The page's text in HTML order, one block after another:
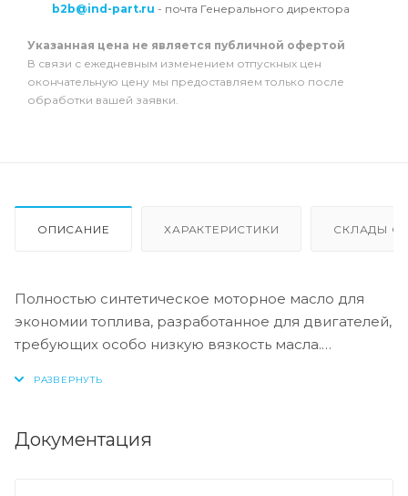
b2b@ind-part.ru - почта Генерального директора
Указанная цена не является публичной офертой
В связи с ежедневным изменением отпускных цен
окончательную цену мы предоставляем только после
обработки вашей заявки.
ОПИСАНИЕ ХАРАКТЕРИСТИКИ СКЛАДЫ
Полностью синтетическое моторное масло для
экономии топлива, разработанное для двигателей,
требующих особо низкую вязкость масла.
низкая вязкость снижает внутреннее трение в
Документация